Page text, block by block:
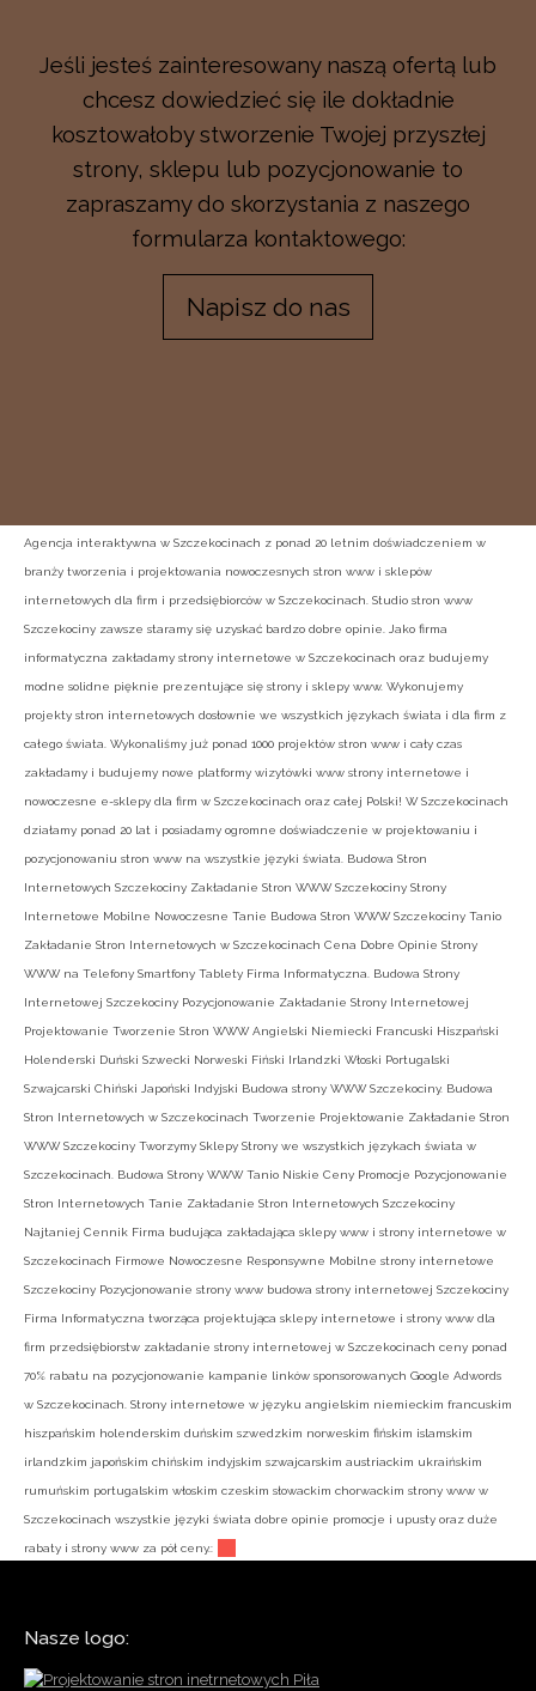
Jeśli jesteś zainteresowany naszą ofertą lub
chcesz dowiedzieć się ile dokładnie
kosztowałoby stworzenie Twojej przyszłej
strony, sklepu lub pozycjonowanie to
zapraszamy do skorzystania z naszego
formularza kontaktowego:
Napisz do nas
Agencja interaktywna w Szczekocinach z ponad 20 letnim doświadczeniem w
branży tworzenia i projektowania nowoczesnych stron www i sklepów
internetowych dla firm i przedsiębiorców w Szczekocinach. Studio stron www
Szczekociny zawsze staramy się uzyskać bardzo dobre opinie. Jako firma
informatyczna zakładamy strony internetowe w Szczekocinach oraz budujemy
modne solidne pięknie prezentujące się strony i sklepy www. Wykonujemy
projekty stron internetowych dosłownie we wszystkich językach świata i dla firm z
całego świata. Wykonaliśmy już ponad 1000 projektów stron www i cały czas
zakładamy i budujemy nowe platformy wizytówki www strony internetowe i
nowoczesne e-sklepy dla firm w Szczekocinach oraz całej Polski! W Szczekocinach
działamy ponad 20 lat i posiadamy ogromne doświadczenie w projektowaniu i
pozycjonowaniu stron www na wszystkie języki świata. Budowa Stron
Internetowych Szczekociny Zakładanie Stron WWW Szczekociny Strony
Internetowe Mobilne Nowoczesne Tanie Budowa Stron WWW Szczekociny Tanio
Zakładanie Stron Internetowych w Szczekocinach Cena Dobre Opinie Strony
WWW na Telefony Smartfony Tablety Firma Informatyczna. Budowa Strony
Internetowej Szczekociny Pozycjonowanie Zakładanie Strony Internetowej
Projektowanie Tworzenie Stron WWW Angielski Niemiecki Francuski Hiszpański
Holenderski Duński Szwecki Norweski Fiński Irlandzki Włoski Portugalski
Szwajcarski Chiński Japoński Indyjski Budowa strony WWW Szczekociny. Budowa
Stron Internetowych w Szczekocinach Tworzenie Projektowanie Zakładanie Stron
WWW Szczekociny Tworzymy Sklepy Strony we wszystkich językach świata w
Szczekocinach. Budowa Strony WWW Tanio Niskie Ceny Promocje Pozycjonowanie
Stron Internetowych Tanie Zakładanie Stron Internetowych Szczekociny
Najtaniej Cennik Firma budująca zakładająca sklepy www i strony internetowe w
Szczekocinach Firmowe Nowoczesne Responsywne Mobilne strony internetowe
Szczekociny Pozycjonowanie strony www budowa strony internetowej Szczekociny
Firma Informatyczna tworząca projektująca sklepy internetowe i strony www dla
firm przedsiębiorstw zakładanie strony internetowej w Szczekocinach ceny ponad
70% rabatu na pozycjonowanie kampanie linków sponsorowanych Google Adwords
w Szczekocinach. Strony internetowe w języku angielskim niemieckim francuskim
hiszpańskim holenderskim duńskim szwedzkim norweskim fińskim islamskim
irlandzkim japońskim chińskim indyjskim szwajcarskim austriackim ukraińskim
rumuńskim portugalskim włoskim czeskim słowackim chorwackim strony www w
Szczekocinach wszystkie języki świata dobre opinie promocje i upusty oraz duże
rabaty i strony www za pół ceny.:
Nasze logo: